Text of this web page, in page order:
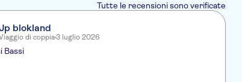
Tutte le recensioni sono verificate
blokland
di coppia3 luglio 2026
Bassi